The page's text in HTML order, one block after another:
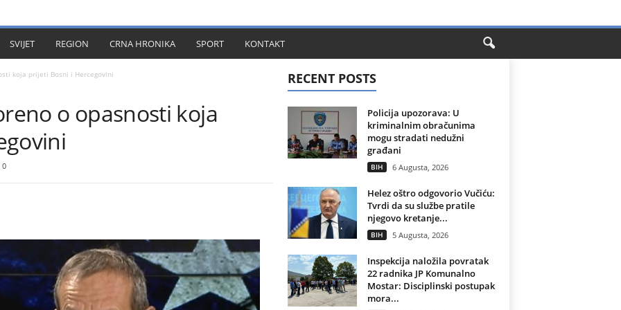
SVIJET REGION CRNA HRONIKA SPORT KONTAKT
koja prijeti Bosni i Hercegovini
o opasnosti koja
0
RECENT POSTS
Policija upozorava: U
kriminalnim obračunima
mogu stradati nedužni
građani
BIH 6 Augusta, 2026
Helez oštro odgovorio Vučiću:
Tvrdi da su službe pratile
njegovo kretanje...
BIH 5 Augusta, 2026
Inspekcija naložila povratak
22 radnika JP Komunalno
Mostar: Disciplinski postupak
mora...